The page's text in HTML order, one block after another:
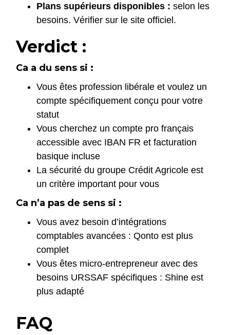
Plans supérieurs disponibles : selon les
besoins. Vérifier sur le site officiel.
Verdict :
Ca a du sens si :
Vous êtes profession libérale et voulez un
compte spécifiquement conçu pour votre
statut
Vous cherchez un compte pro français
accessible avec IBAN FR et facturation
basique incluse
La sécurité du groupe Crédit Agricole est
un critère important pour vous
Ca n’a pas de sens si :
Vous avez besoin d’intégrations
comptables avancées : Qonto est plus
complet
Vous êtes micro-entrepreneur avec des
besoins URSSAF spécifiques : Shine est
plus adapté
FAQ